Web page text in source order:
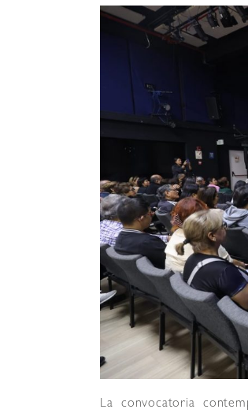
La convocatoria